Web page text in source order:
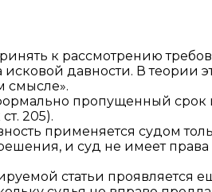
к рассмотрению
давности. В теории
смысле».
пропущенный срок
205).
применяется судом
и суд не имеет права
статьи проявляется